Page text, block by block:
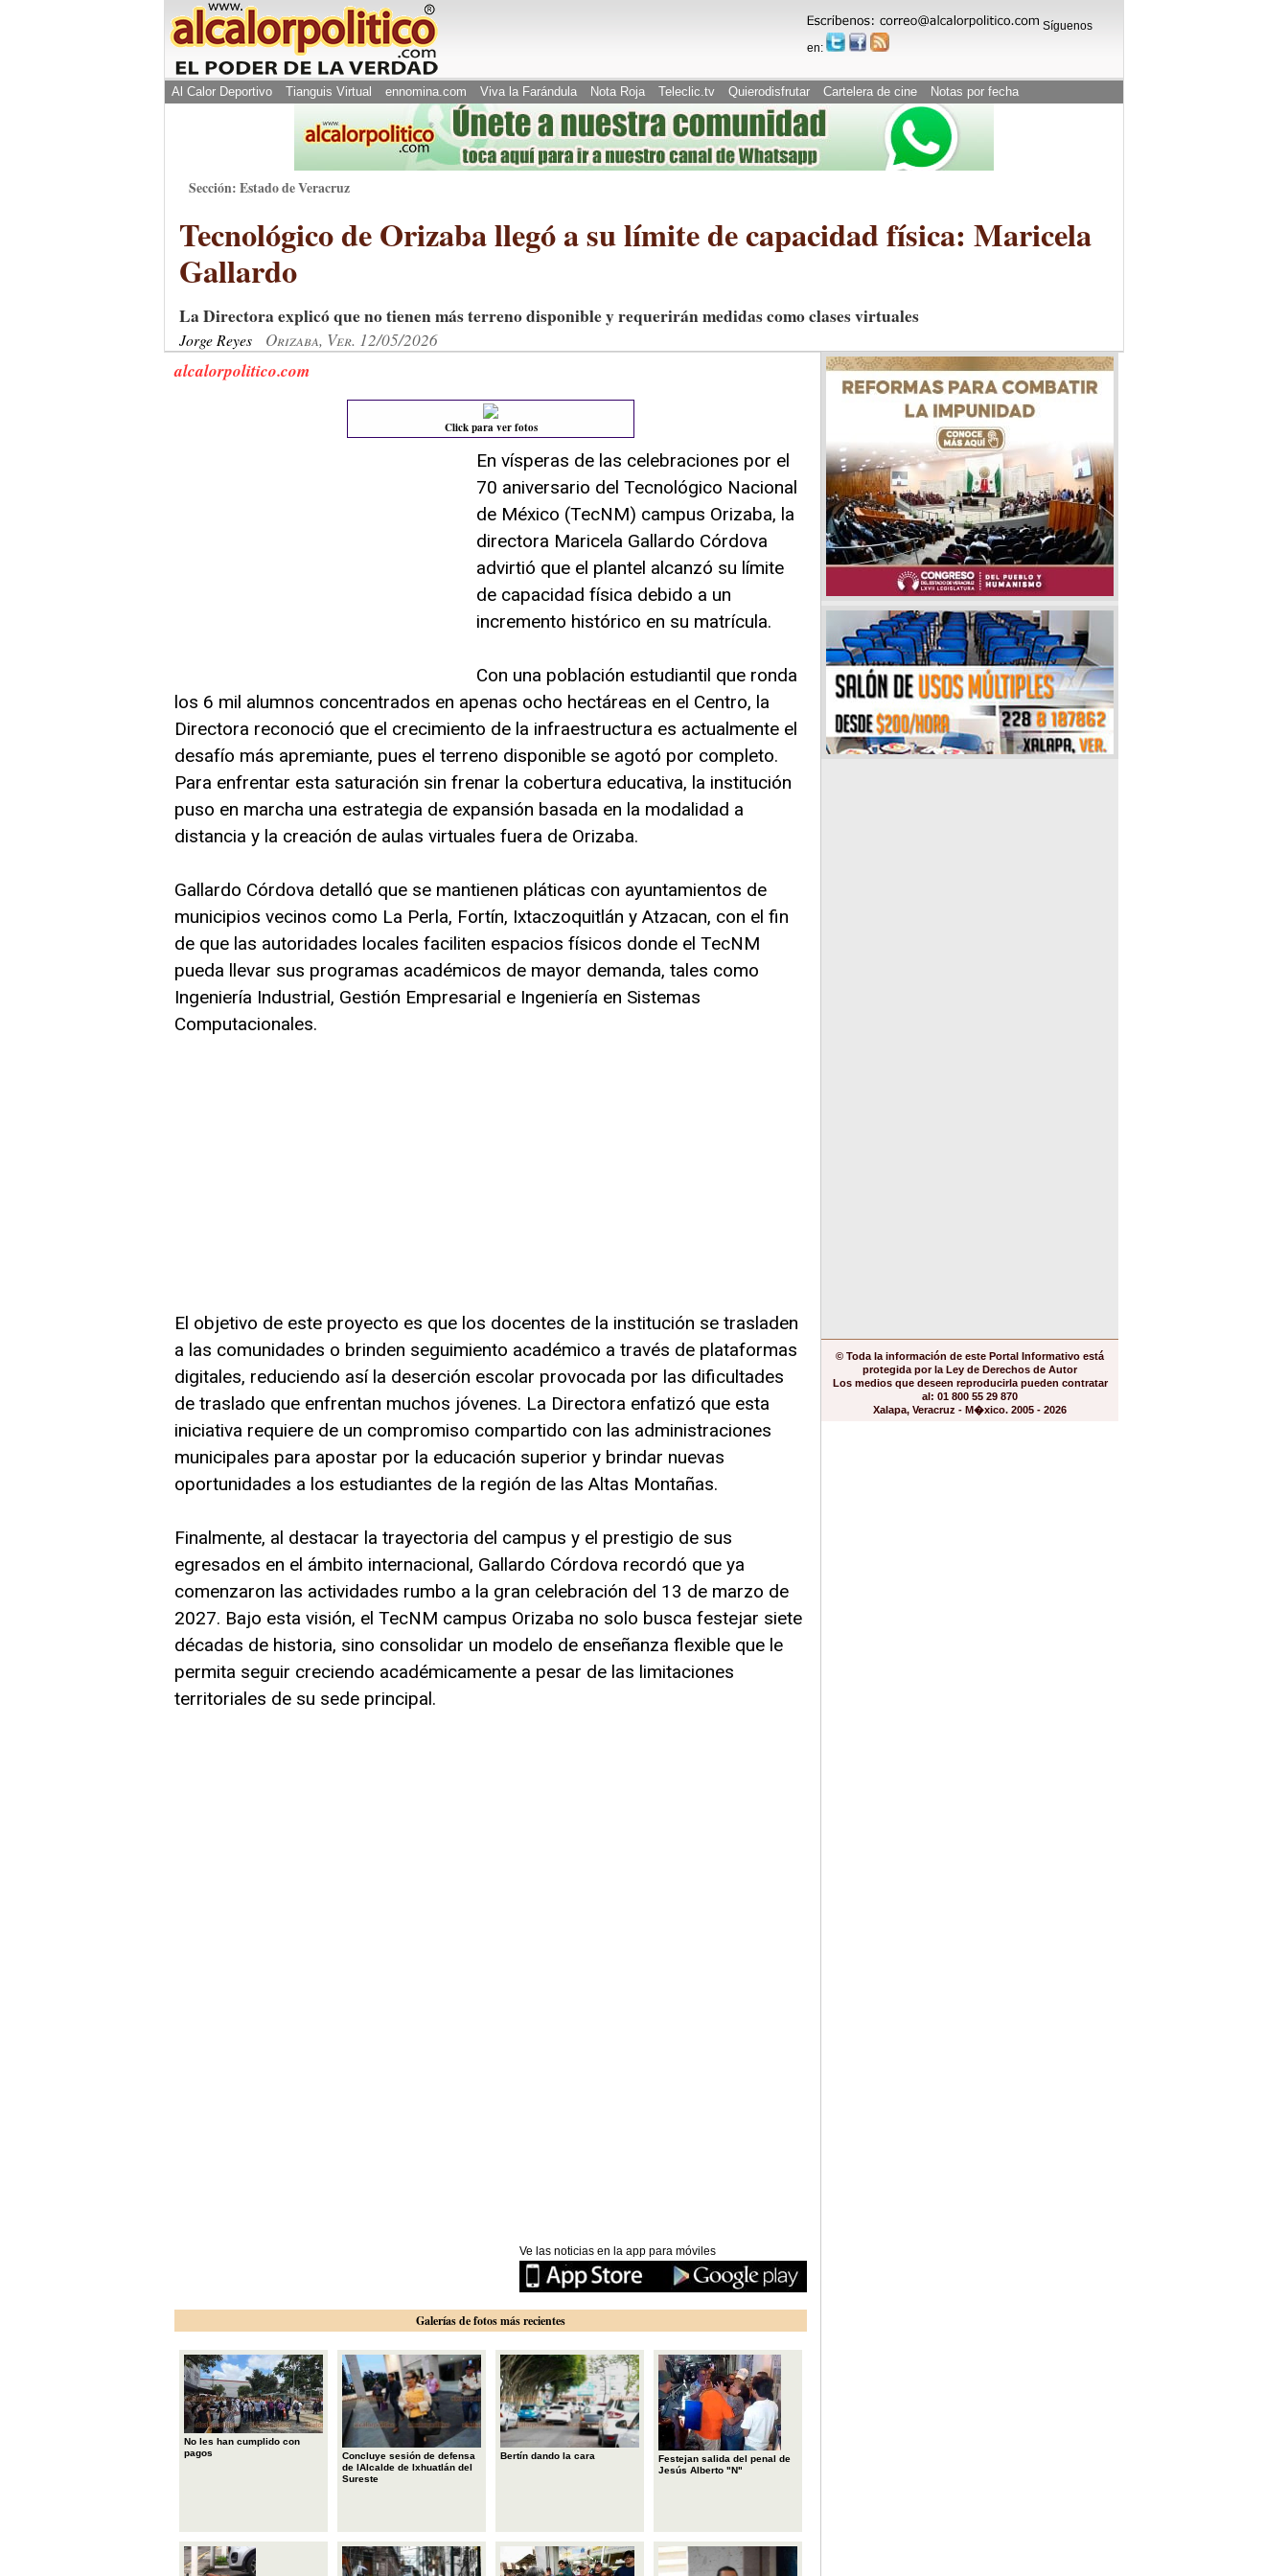
Síguenos
en:
Al Calor Deportivo Tianguis Virtual ennomina.com Viva la Farándula Nota Roja Teleclic.tv Quierodisfrutar Cartelera de cine Notas por fecha
Sección: Estado de Veracruz
Tecnológico de Orizaba llegó a su límite de capacidad física: Maricela
Gallardo
La Directora explicó que no tienen más terreno disponible y requerirán medidas como clases virtuales
Jorge Reyes Orizaba, Ver. 12/05/2026
alcalorpolitico.com
Click para ver fotos
En vísperas de las celebraciones por el
70 aniversario del Tecnológico Nacional
de México (TecNM) campus Orizaba, la
directora Maricela Gallardo Córdova
advirtió que el plantel alcanzó su límite
de capacidad física debido a un
incremento histórico en su matrícula.
Con una población estudiantil que ronda
los 6 mil alumnos concentrados en apenas ocho hectáreas en el Centro, la
Directora reconoció que el crecimiento de la infraestructura es actualmente el
desafío más apremiante, pues el terreno disponible se agotó por completo.
Para enfrentar esta saturación sin frenar la cobertura educativa, la institución
puso en marcha una estrategia de expansión basada en la modalidad a
distancia y la creación de aulas virtuales fuera de Orizaba.
Gallardo Córdova detalló que se mantienen pláticas con ayuntamientos de
municipios vecinos como La Perla, Fortín, Ixtaczoquitlán y Atzacan, con el fin
de que las autoridades locales faciliten espacios físicos donde el TecNM
pueda llevar sus programas académicos de mayor demanda, tales como
Ingeniería Industrial, Gestión Empresarial e Ingeniería en Sistemas
Computacionales.
El objetivo de este proyecto es que los docentes de la institución se trasladen
a las comunidades o brinden seguimiento académico a través de plataformas
digitales, reduciendo así la deserción escolar provocada por las dificultades
de traslado que enfrentan muchos jóvenes. La Directora enfatizó que esta
iniciativa requiere de un compromiso compartido con las administraciones
municipales para apostar por la educación superior y brindar nuevas
oportunidades a los estudiantes de la región de las Altas Montañas.
Finalmente, al destacar la trayectoria del campus y el prestigio de sus
egresados en el ámbito internacional, Gallardo Córdova recordó que ya
comenzaron las actividades rumbo a la gran celebración del 13 de marzo de
2027. Bajo esta visión, el TecNM campus Orizaba no solo busca festejar siete
décadas de historia, sino consolidar un modelo de enseñanza flexible que le
permita seguir creciendo académicamente a pesar de las limitaciones
territoriales de su sede principal.
Ve las noticias en la app para móviles
Galerías de fotos más recientes
No les han cumplido con
pagos
Concluye sesión de defensa
de lAlcalde de Ixhuatlán del
Sureste
Bertín dando la cara
Festejan salida del penal de
Jesús Alberto "N"
© Toda la información de este Portal Informativo está
protegida por la Ley de Derechos de Autor
Los medios que deseen reproducirla pueden contratar
al: 01 800 55 29 870
Xalapa, Veracruz - M�xico. 2005 - 2026